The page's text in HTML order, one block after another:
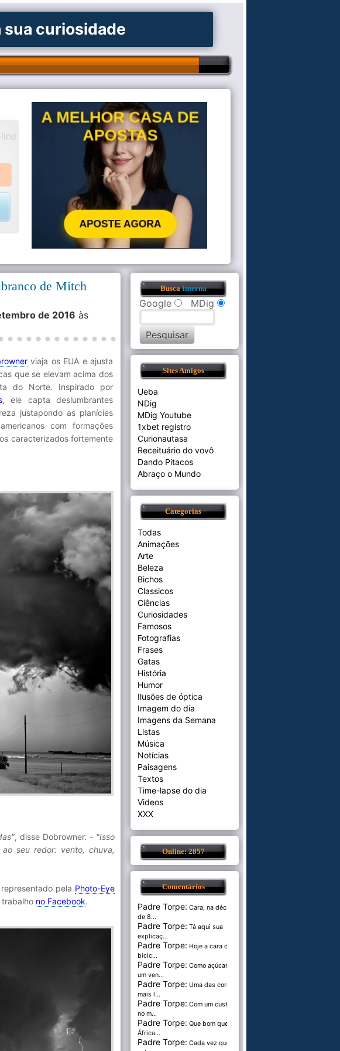
sua curiosidade
.
de Mitch
de 2016 às
viaja os EUA e ajusta
que se elevam acima dos
do Norte. Inspirado por
, ele capta deslumbrantes
justapondo as planícies
com formações
caracterizados fortemente
, disse Dobrowner. - "Isso
seu redor: vento, chuva,
pela Photo-Eye
trabalho no Facebook.
BuscaInterna
Google MDig
Sites Amigos
Ueba
NDig
MDig Youtube
1xbet registro
Curionautasa
Receituário do vovô
Dando Pitacos
Abraço o Mundo
Categorias
Todas
Animações
Arte
Beleza
Bichos
Classicos
Ciências
Curiosidades
Famosos
Fotografias
Frases
Gatas
História
Humor
Ilusões de óptica
Imagem do dia
Imagens da Semana
Listas
Música
Notícias
Paisagens
Textos
Time-lapse do dia
Videos
XXX
Online: 2857
Comentários
Padre Torpe: Cara, na década
de 8...
Padre Torpe: Tá aqui sua
explicaç...
Padre Torpe: Hoje a cara de
bicic...
Padre Torpe: Como açúcar é
um ven...
Padre Torpe: Uma das cores
mais l...
Padre Torpe: Com um custo de
no m...
Padre Torpe: Que bom que a
África...
Padre Torpe: Cada vez que